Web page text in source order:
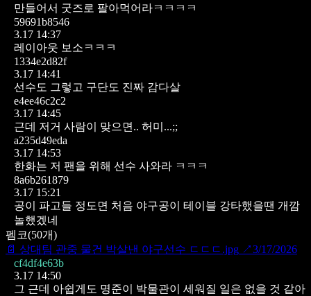
만들어서 굿즈로 팔아먹어라ㅋㅋㅋㅋ
59691b8546
3.17 14:37
레이아웃 보소ㅋㅋㅋ
1334e2d82f
3.17 14:41
선수도 그렇고 구단도 진짜 감다살
e4ee46c2c2
3.17 14:45
근데 저거 사람이 맞으면.. 허미...;;
a235d49eda
3.17 14:53
한화는 저 팬을 위해 선수 사와라 ㅋㅋㅋ
8a6b261879
3.17 15:21
공이 파고들 정도면 처음 야구공이 테이블 강타했을땐 개깜
놀했겠네
펨코(50개)
📄 상대팀 관중 물건 박살낸 야구선수 ㄷㄷㄷ.jpg ↗3/17/2026
cf4df4e63b
3.17 14:50
그 근데 아쉽게도 명준이 박물관이 세워질 일은 없을 것 같아